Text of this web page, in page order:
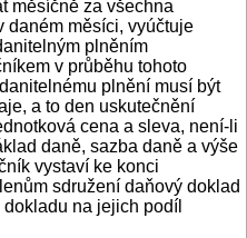
měsíčně za všechna
daném měsíci, vyúčtuje
plněním
v průběhu tohoto
plnění musí být
a to den uskutečnění
cena a sleva, není-li
daně, sazba daně a výše
vystaví ke konci
sdružení daňový doklad
na jejich podíl